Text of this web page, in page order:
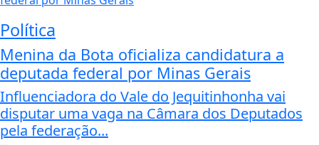
Política
Menina da Bota oficializa candidatura a
deputada federal por Minas Gerais
Influenciadora do Vale do Jequitinhonha vai
disputar uma vaga na Câmara dos Deputados
pela federação...